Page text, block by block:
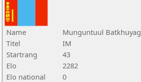
Name
Munguntuul Batkhuyag
Titel
IM
Startrang
43
Elo
2282
Elo national
0